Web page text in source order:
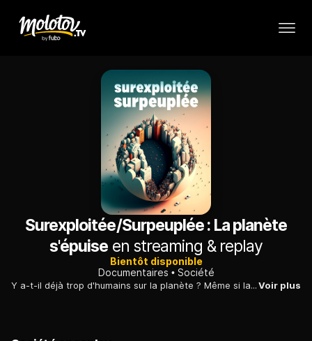
Surexploitée/Surpeuplée : La planète
s'épuise en streaming & replay
Bientôt disponible
Documentaires
Société
Y a-t-il déjà trop d'humains sur la planète ? Même si la croissance démographique devrait s'infléchir vers 2100, certaines parties du globe seront peut-être devenues inhabitables.Voir plus